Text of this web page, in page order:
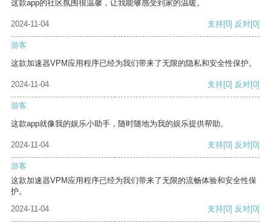
这款app的社区氛围很温馨，让我能够感受到家的温暖。
2024-11-04 支持[0] 反对[0]
游客
这款加速器VPM应用程序已经为我们带来了无限的隐私和安全性保护。
2024-11-04 支持[0] 反对[0]
游客
这款app就像我的娱乐小助手，随时随地为我的娱乐提供帮助。
2024-11-04 支持[0] 反对[0]
游客
这款加速器VPM应用程序已经为我们带来了无限的流畅体验和安全性保
护。
2024-11-04
支持[0] 反对[0]